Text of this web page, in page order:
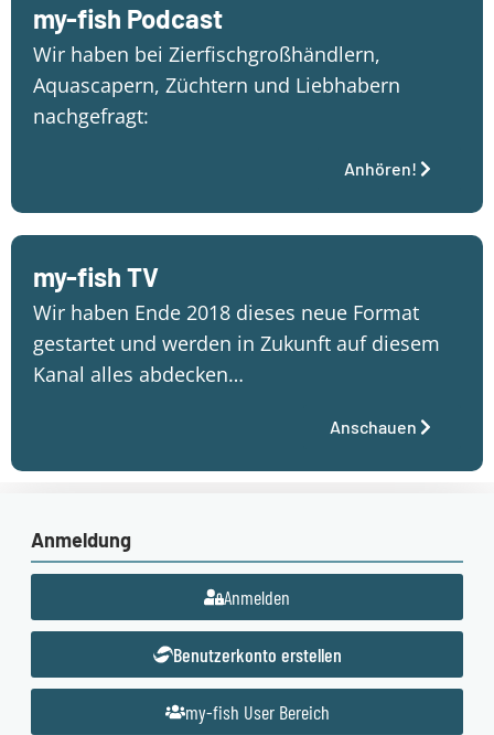
my-fish Podcast
Wir haben bei Zierfischgroßhändlern,
Aquascapern, Züchtern und Liebhabern
nachgefragt:
Anhören!
my-fish TV
Wir haben Ende 2018 dieses neue Format
gestartet und werden in Zukunft auf diesem
Kanal alles abdecken…
Anschauen
Anmeldung
Anmelden
Benutzerkonto erstellen
my-fish User Bereich